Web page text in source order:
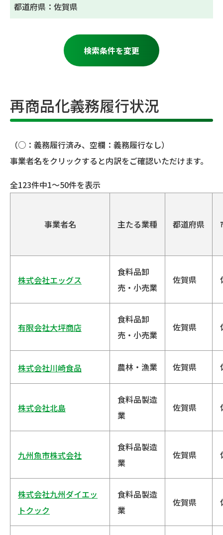
都道府県：佐賀県
検索条件を変更
再商品化義務履行状況
（○：義務履行済み、空欄：義務履行なし）
事業者名をクリックすると内訳をご確認いただけます。
全123件中1～50件を表示
事業者名 主たる業種 都道府県
株式会社エッグス
食料品卸
売・小売業
佐賀県
有限会社大坪商店
食料品卸
売・小売業
佐賀県
株式会社川崎食品 農林・漁業 佐賀県
株式会社北島
食料品製造
業
佐賀県
九州魚市株式会社
食料品製造
業
佐賀県
株式会社九州ダイエッ
トクック
食料品製造
業
佐賀県